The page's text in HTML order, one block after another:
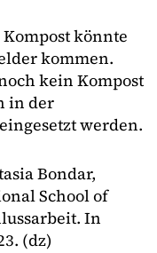
könnte
kommen.
kein Kompost
in der
werden.
Bondar,
School of
In
(dz)